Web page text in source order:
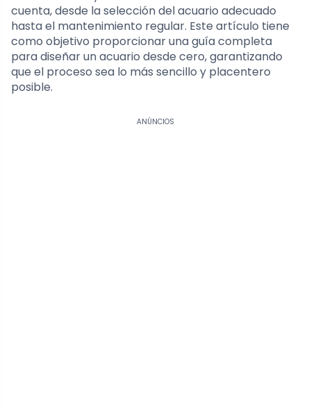
cuenta, desde la selección del acuario adecuado
hasta el mantenimiento regular. Este artículo tiene
como objetivo proporcionar una guía completa
para diseñar un acuario desde cero, garantizando
que el proceso sea lo más sencillo y placentero
posible.
ANÚNCIOS